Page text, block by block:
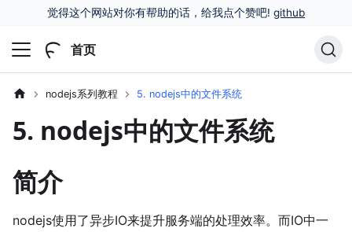
觉得这个网站对你有帮助的话，给我点个赞吧! github
首页
nodejs系列教程 5. nodejs中的文件系统
5. nodejs中的文件系统
简介
nodejs使用了异步IO来提升服务端的处理效率。而IO中一